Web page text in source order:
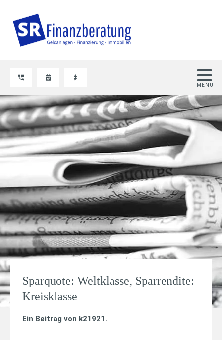
Sparquote: Weltklasse, Sparrendite:
Kreisklasse
Ein Beitrag von k21921 .